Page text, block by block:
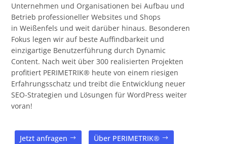
Unternehmen und Organisationen bei Aufbau und
Betrieb professioneller Websites und Shops
in Weißenfels und weit darüber hinaus. Besonderen
Fokus legen wir auf beste Auffindbarkeit und
einzigartige Benutzerführung durch Dynamic
Content. Nach weit über 300 realisierten Projekten
profitiert PERIMETRIK® heute von einem riesigen
Erfahrungsschatz und treibt die Entwicklung neuer
SEO-Strategien und Lösungen für WordPress weiter
voran!
Jetzt anfragen Über PERIMETRIK®